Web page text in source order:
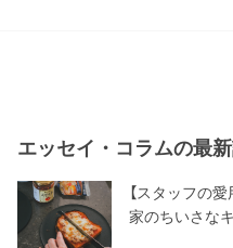
エッセイ・コラムの最
【スタッフの
家のちいさな